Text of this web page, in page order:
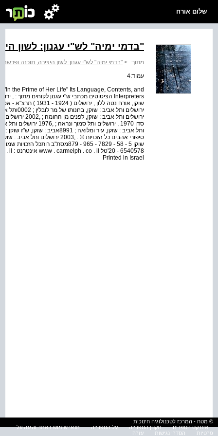
שלום אורח
"בדמי ימיה" לש"י עגנון: לשון
מתוך: > "בדמי ימיה" לש"י עגנון: לשון היצירה, תוכנה
עמוד:4
"In the Prime of Her Life" Its Language, Contents, and
ירושלים ותל
סיפורי אהבים כל הזכויות © .
Printed in Israel
© מטח - המרכז לטכנולוגיה חינוכית
אינדקס הספרים
תקנון הספרייה על הספרייה
תנאי שימוש באתר והגנה על
פרטיות
הסדרי נגישות עזרה